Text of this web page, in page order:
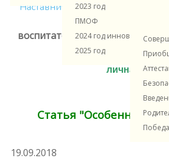
2023 год
ПМОФ
2024 год инновационная
2025 год
Наставничество в ДОУ
воспитатель ГБДОУ детский
личная
Статья "Особенности
19.09.2018